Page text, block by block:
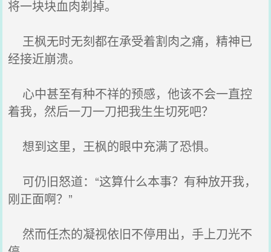
将一块块血肉剃掉。
王枫无时无刻都在承受着割肉之痛，精神已
经接近崩溃。
心中甚至有种不祥的预感，他该不会一直控
着我，然后一刀一刀把我生生切死吧？
想到这里，王枫的眼中充满了恐惧。
可仍旧怒道：“这算什么本事？有种放开我，
刚正面啊？”
然而任杰的凝视依旧不停用出，手上刀光不